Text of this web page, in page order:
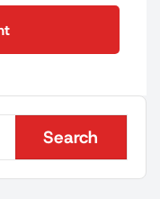
Search
Search